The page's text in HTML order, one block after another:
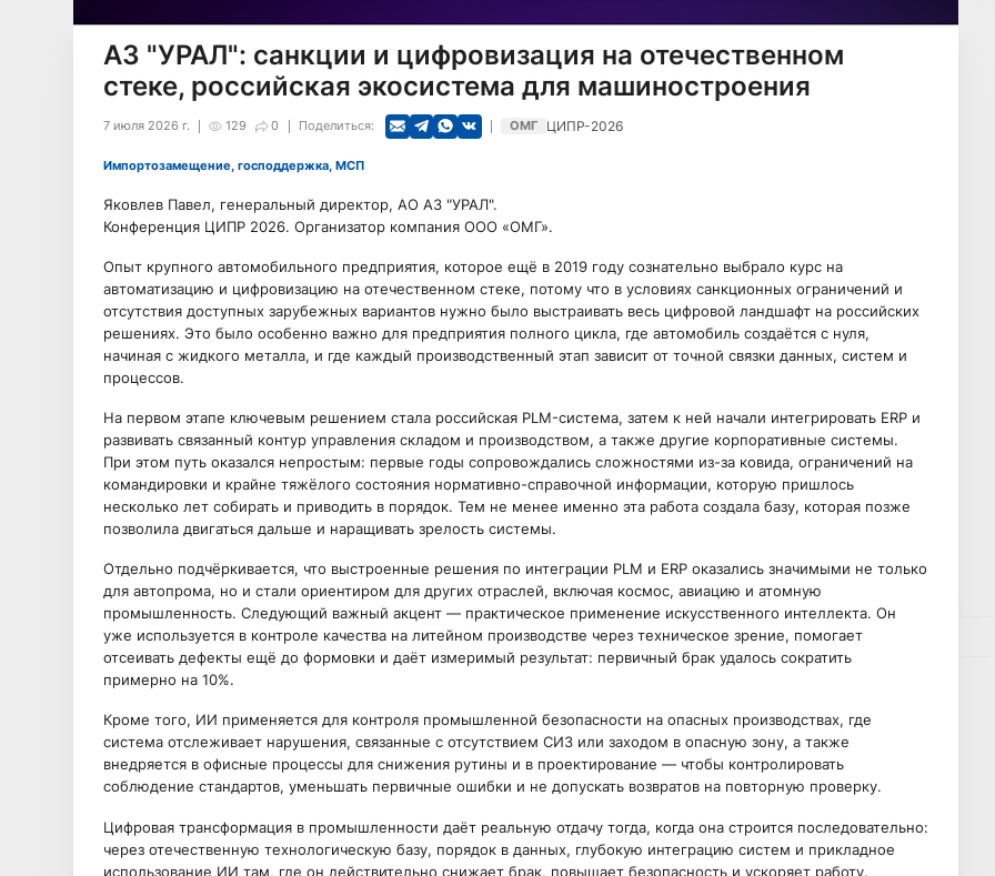
АЗ "УРАЛ": санкции и цифровизация на отечественном
стеке, российская экосистема для машиностроения
129 0
7 июля 2026 г. Поделиться: ОМГ ЦИПР-2026
Импортозамещение, господдержка, МСП
Яковлев Павел, генеральный директор, АО АЗ "УРАЛ".
Конференция ЦИПР 2026. Организатор компания ООО «ОМГ».
Опыт крупного автомобильного предприятия, которое ещё в 2019 году сознательно выбрало курс на
автоматизацию и цифровизацию на отечественном стеке, потому что в условиях санкционных ограничений и
отсутствия доступных зарубежных вариантов нужно было выстраивать весь цифровой ландшафт на российских
решениях. Это было особенно важно для предприятия полного цикла, где автомобиль создаётся с нуля,
начиная с жидкого металла, и где каждый производственный этап зависит от точной связки данных, систем и
процессов.
На первом этапе ключевым решением стала российская PLM-система, затем к ней начали интегрировать ERP и
развивать связанный контур управления складом и производством, а также другие корпоративные системы.
При этом путь оказался непростым: первые годы сопровождались сложностями из-за ковида, ограничений на
командировки и крайне тяжёлого состояния нормативно-справочной информации, которую пришлось
несколько лет собирать и приводить в порядок. Тем не менее именно эта работа создала базу, которая позже
позволила двигаться дальше и наращивать зрелость системы.
Отдельно подчёркивается, что выстроенные решения по интеграции PLM и ERP оказались значимыми не только
для автопрома, но и стали ориентиром для других отраслей, включая космос, авиацию и атомную
промышленность. Следующий важный акцент — практическое применение искусственного интеллекта. Он
уже используется в контроле качества на литейном производстве через техническое зрение, помогает
отсеивать дефекты ещё до формовки и даёт измеримый результат: первичный брак удалось сократить
примерно на 10%.
Кроме того, ИИ применяется для контроля промышленной безопасности на опасных производствах, где
система отслеживает нарушения, связанные с отсутствием СИЗ или заходом в опасную зону, а также
внедряется в офисные процессы для снижения рутины и в проектирование — чтобы контролировать
соблюдение стандартов, уменьшать первичные ошибки и не допускать возвратов на повторную проверку.
Цифровая трансформация в промышленности даёт реальную отдачу тогда, когда она строится последовательно:
через отечественную технологическую базу, порядок в данных, глубокую интеграцию систем и прикладное
использование ИИ там, где он действительно снижает брак, повышает безопасность и ускоряет работу.